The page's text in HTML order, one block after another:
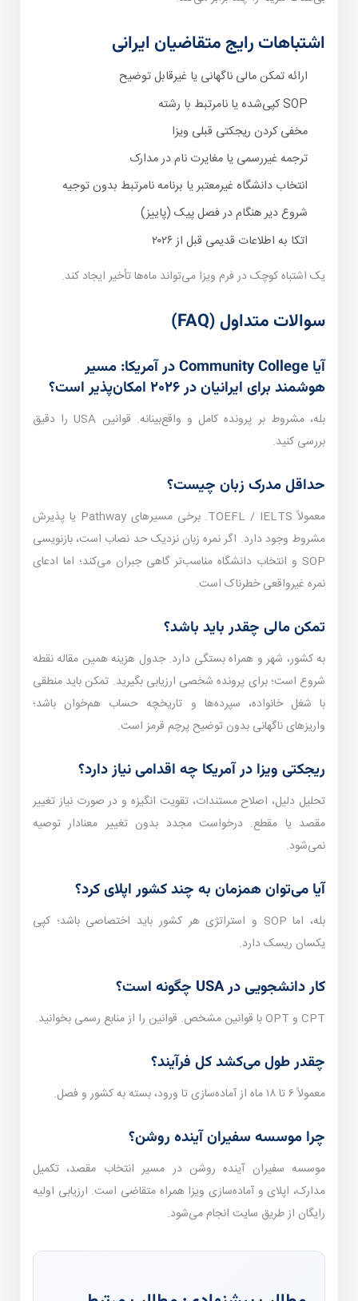
اشتباهات رایج متقاضیان ایرانی
ارائه تمکن مالی ناگهانی یا غیرقابل توضیح
SOP کپی‌شده یا نامرتبط با رشته
مخفی کردن ریجکتی قبلی ویزا
ترجمه غیررسمی یا مغایرت نام در مدارک
انتخاب دانشگاه غیرمعتبر یا برنامه نامرتبط بدون توجیه
شروع دیر هنگام در فصل پیک (پاییز)
اتکا به اطلاعات قدیمی قبل از ۲۰۲۶
یک اشتباه کوچک در فرم ویزا می‌تواند ماه‌ها تأخیر ایجاد کند.
سوالات متداول (FAQ)
آیا Community College در آمریکا: مسیر
هوشمند برای ایرانیان در ۲۰۲۶ امکان‌پذیر است؟
بله، مشروط بر پرونده کامل و واقع‌بینانه. قوانین USA را دقیق
بررسی کنید.
حداقل مدرک زبان چیست؟
معمولاً TOEFL / IELTS. برخی مسیرهای Pathway یا پذیرش
مشروط وجود دارد. اگر نمره زبان نزدیک حد نصاب است، بازنویسی
SOP و انتخاب دانشگاه مناسب‌تر گاهی جبران می‌کند؛ اما ادعای
نمره غیرواقعی خطرناک است.
تمکن مالی چقدر باید باشد؟
به کشور، شهر و همراه بستگی دارد. جدول هزینه همین مقاله نقطه
شروع است؛ برای پرونده شخصی ارزیابی بگیرید. تمکن باید منطقی
با شغل خانواده، سپرده‌ها و تاریخچه حساب هم‌خوان باشد؛
واریزهای ناگهانی بدون توضیح پرچم قرمز است.
ریجکتی ویزا در آمریکا چه اقدامی نیاز دارد؟
تحلیل دلیل، اصلاح مستندات، تقویت انگیزه و در صورت نیاز تغییر
مقصد یا مقطع. درخواست مجدد بدون تغییر معنا‌دار توصیه
نمی‌شود.
آیا می‌توان همزمان به چند کشور اپلای کرد؟
بله، اما SOP و استراتژی هر کشور باید اختصاصی باشد؛ کپی
یکسان ریسک دارد.
کار دانشجویی در USA چگونه است؟
CPT و OPT با قوانین مشخص. قوانین را از منابع رسمی بخوانید.
چقدر طول می‌کشد کل فرآیند؟
معمولاً ۶ تا ۱۸ ماه از آماده‌سازی تا ورود، بسته به کشور و فصل.
چرا موسسه سفیران آینده روشن؟
موسسه سفیران آینده روشن در مسیر انتخاب مقصد، تکمیل
مدارک، اپلای و آماده‌سازی ویزا همراه متقاضی است. ارزیابی اولیه
رایگان از طریق سایت انجام می‌شود.